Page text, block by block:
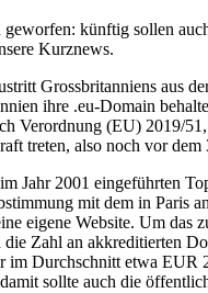
künftig sollen
Kurznews.
Grossbritanniens aus
ihre .eu-Domain
Verordnung (EU) 2019/
treten, also noch vor
Jahr 2001 eingeführten
mit dem in Paris
eigene Website. Um
Zahl an akkreditierten
im Durchschnitt etwa
sollte auch die